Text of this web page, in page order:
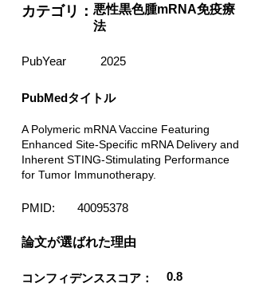
カテゴリ： 悪性黒色腫mRNA免疫療
法
PubYear 2025
PubMedタイトル
A Polymeric mRNA Vaccine Featuring
Enhanced Site-Specific mRNA Delivery and
Inherent STING-Stimulating Performance
for Tumor Immunotherapy.
PMID: 40095378
​論文が選ばれた理由
コンフィデンススコア： 0.8